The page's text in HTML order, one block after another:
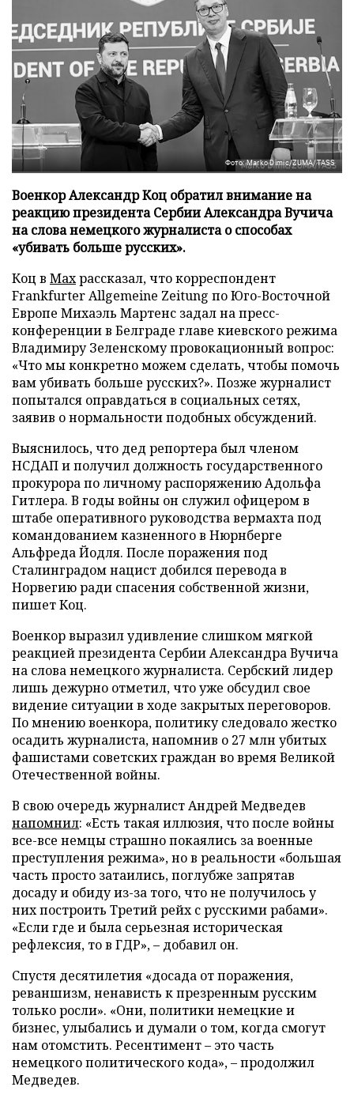
Фото: Marko Dimic/ZUMA/TASS
Военкор Александр Коц обратил внимание на
реакцию президента Сербии Александра Вучича
на слова немецкого журналиста о способах
«убивать больше русских».
Коц в Махрассказал, что корреспондент
Frankfurter Allgemeine Zeitung по Юго-Восточной
Европе Михаэль Мартенс задал на пресс-
конференции в Белграде главе киевского режима
Владимиру Зеленскому провокационный вопрос:
«Что мы конкретно можем сделать, чтобы помочь
вам убивать больше русских?». Позже журналист
попытался оправдаться в социальных сетях,
заявив о нормальности подобных обсуждений.
Выяснилось, что дед репортера был членом
НСДАП и получил должность государственного
прокурора по личному распоряжению Адольфа
Гитлера. В годы войны он служил офицером в
штабе оперативного руководства вермахта под
командованием казненного в Нюрнберге
Альфреда Йодля. После поражения под
Сталинградом нацист добился перевода в
Норвегию ради спасения собственной жизни,
пишет Коц.
Военкор выразил удивление слишком мягкой
реакцией президента Сербии Александра Вучича
на слова немецкого журналиста. Сербский лидер
лишь дежурно отметил, что уже обсудил свое
видение ситуации в ходе закрытых переговоров.
По мнению военкора, политику следовало жестко
осадить журналиста, напомнив о 27 млн убитых
фашистами советских граждан во время Великой
Отечественной войны.
В свою очередь журналист Андрей Медведев
напомнил: «Есть такая иллюзия, что после войны
все-все немцы страшно покаялись за военные
преступления режима», но в реальности «большая
часть просто затаились, поглубже запрятав
досаду и обиду из-за того, что не получилось у
них построить Третий рейх с русскими рабами».
«Если где и была серьезная историческая
рефлексия, то в ГДР», – добавил он.
Спустя десятилетия «досада от поражения,
реваншизм, ненависть к презренным русским
только росли». «Они, политики немецкие и
бизнес, улыбались и думали о том, когда смогут
нам отомстить. Ресентимент – это часть
немецкого политического кода», – продолжил
Медведев.